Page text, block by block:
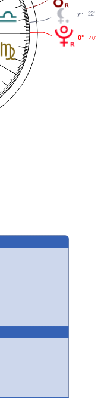
0° 40'
7° 22'